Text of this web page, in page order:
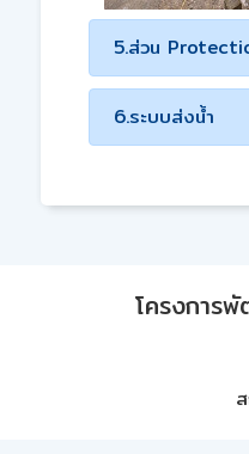
5.ส่วน
6.ระบบส่งน้ำ
โครงการ